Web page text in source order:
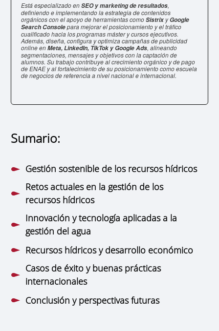
Está especializado enSEO y marketing de resultados,
definiendo e implementando la estrategia de contenidos
orgánicos con el apoyo de herramientas comoSistrix yGoogle
Search Consolepara mejorar el posicionamiento y el tráfico
cualificado hacia los programas máster y cursos ejecutivos.
Además, diseña, configura y optimiza campañas de publicidad
online enMeta, LinkedIn, TikTok y Google Ads, alineando
segmentaciones, mensajes y objetivos con la captación de
alumnos. Su trabajo contribuye al crecimiento orgánico y de pago
de ENAE y al fortalecimiento de su posicionamiento como escuela
de negocios de referencia a nivel nacional e internacional.
Sumario:
Gestión sostenible de los recursos hídricos
Retos actuales en la gestión de los
recursos hídricos
Innovación y tecnología aplicadas a la
gestión del agua
Recursos hídricos y desarrollo económico
Casos de éxito y buenas prácticas
internacionales
Conclusión y perspectivas futuras